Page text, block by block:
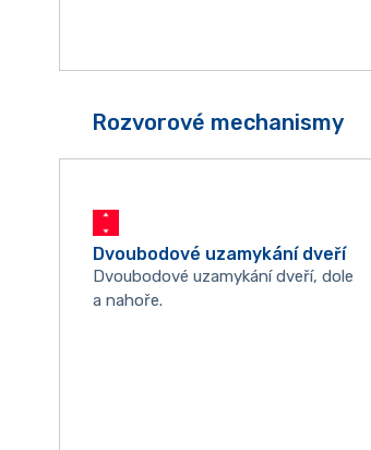
Rozvorové mechanismy
Dvoubodové uzamykání dveří
Dvoubodové uzamykání dveří, dole
a nahoře.